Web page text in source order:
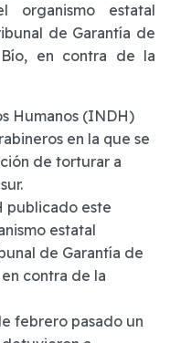
organismo estatal
de Garantía de
en contra de la
Humanos (INDH)
en la que se
de torturar a
publicado este
estatal
de Garantía de
contra de la
febrero pasado un